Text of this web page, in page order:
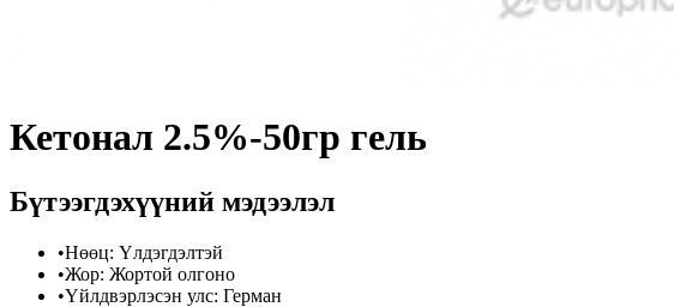
Кетонал 2.5%-50гр гель
Бүтээгдэхүүний мэдээлэл
•Нөөц: Үлдэгдэлтэй
•Жор: Жортой олгоно
•Үйлдвэрлэсэн улс: Герман